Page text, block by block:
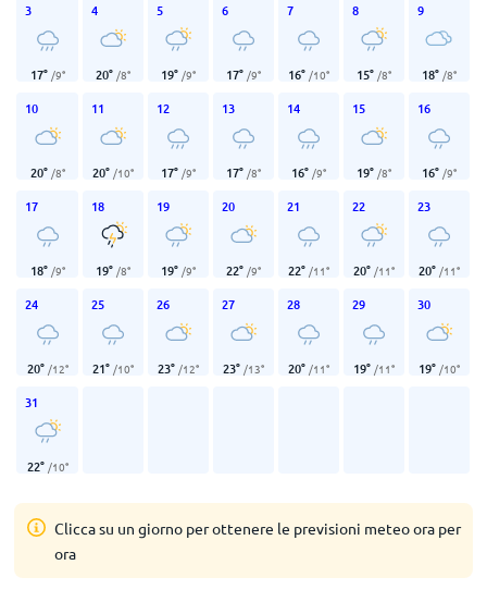
3
17° /9°
4
20° /8°
5
19° /9°
6
17° /9°
7
16° /10°
8
15° /8°
9
18° /8°
10
20° /8°
11
20° /10°
12
17° /9°
13
17° /8°
14
16° /9°
15
19° /8°
16
16° /9°
17
18° /9°
18
19° /8°
19
19° /9°
20
22° /9°
21
22° /11°
22
20° /11°
23
20° /11°
24
20° /12°
25
21° /10°
26
23° /12°
27
23° /13°
28
20° /11°
29
19° /11°
30
19° /10°
31
22° /10°
Clicca su un giorno per ottenere le previsioni meteo ora per
ora